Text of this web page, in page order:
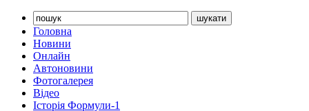
Головна
Новини
Онлайн
Автоновини
Фотогалерея
Відео
Історія Формули-1